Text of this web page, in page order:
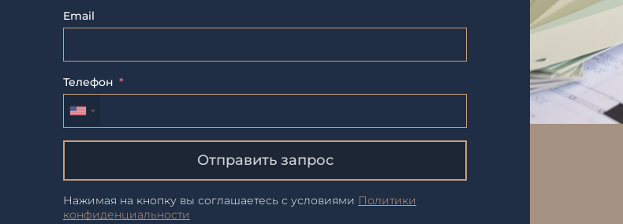
Email
Телефон
Отправить запрос
Нажимая на кнопку вы соглашаетесь с условиями Политики
конфиденциальности